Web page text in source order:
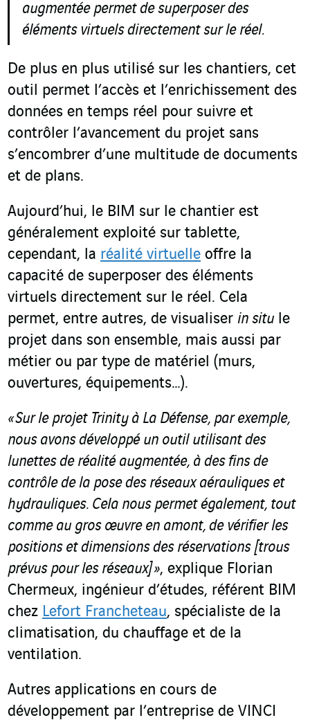
augmentée permet de superposer des
éléments virtuels directement sur le réel.
De plus en plus utilisé sur les chantiers, cet
outil permet l’accès et l’enrichissement des
données en temps réel pour suivre et
contrôler l’avancement du projet sans
s’encombrer d’une multitude de documents
et de plans.
Aujourd’hui, le BIM sur le chantier est
généralement exploité sur tablette,
cependant, la réalité virtuelle offre la
capacité de superposer des éléments
virtuels directement sur le réel. Cela
permet, entre autres, de visualiser in situle
projet dans son ensemble, mais aussi par
métier ou par type de matériel (murs,
ouvertures, équipements…).
« Sur le projet Trinity à La Défense, par exemple,
nous avons développé un outil utilisant des
lunettes de réalité augmentée, à des fins de
contrôle de la pose des réseaux aérauliques et
hydrauliques. Cela nous permet également, tout
comme au gros œuvre en amont, de vérifier les
positions et dimensions des réservations [trous
prévus pour les réseaux] », explique Florian
Chermeux, ingénieur d’études, référent BIM
chez Lefort Francheteau, spécialiste de la
climatisation, du chauffage et de la
ventilation.
Autres applications en cours de
développement par l’entreprise de VINCI